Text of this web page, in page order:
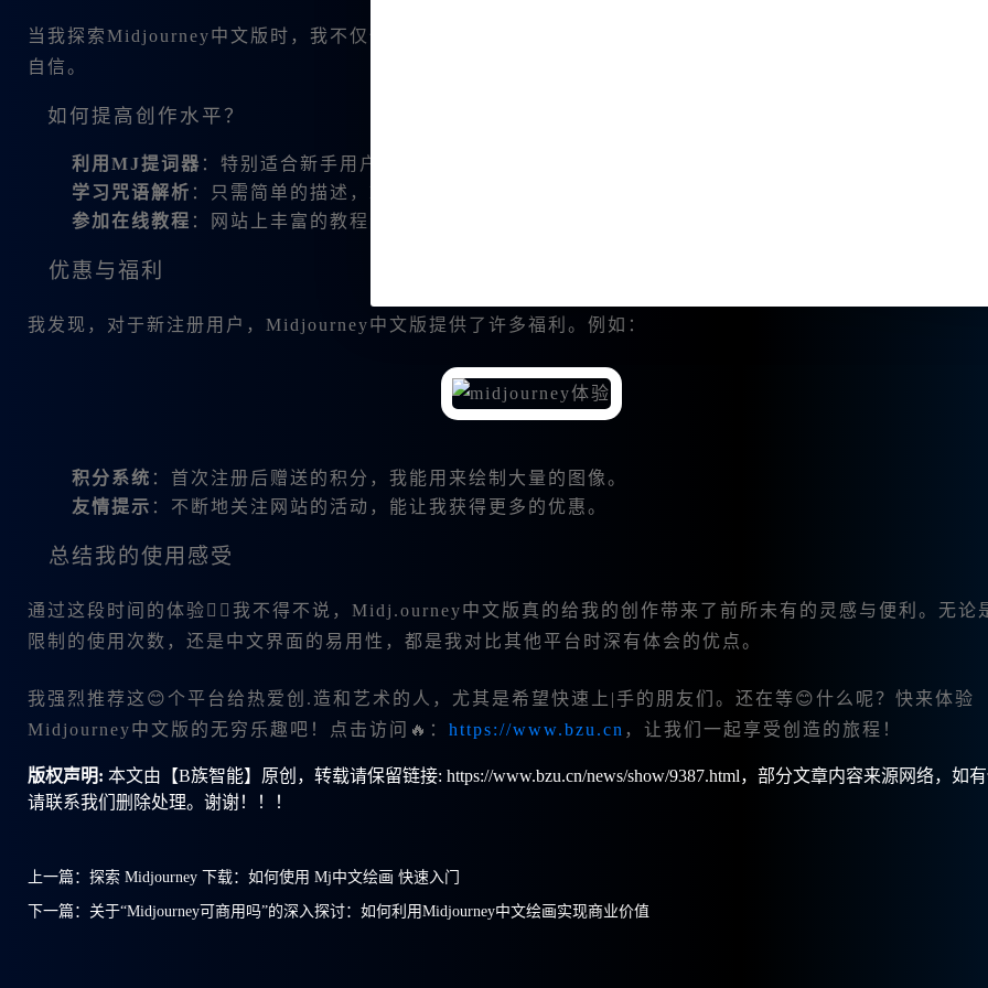
当我探索Midjourney中文版时，我不仅仅局限于简单的图像生成。我开始深入学习各种功能，这让我在创作
自信。
如何提高创作水平？
利用MJ提词器 ：特别适合新手用户，让我可以快速找到合适的提示词，进而生成理想化的作品。
学习咒语解析 ：只需简单的描述，Midjourney中文版能够快速解析，我获得了更精确的绘图结果。
参加在线教程 ：网站上丰富的教程资源，让我在不知不觉中提高了自己的绘画水平。
优惠与福利
我发现，对于新注册用户，Midjourney中文版提供了许多福利。例如：
积分系统 ：首次注册后赠送的积分，我能用来绘制大量的图像。
友情提示 ：不断地关注网站的活动，能让我获得更多的优惠。
总结我的使用感受
通过这段时间的体验，我不得不说，Midj.ourney中文版真的给我的创作带来了前所未有的灵感与便利。无论
限制的使用次数，还是中文界面的易用性，都是我对比其他平台时深有体会的优点。
我强烈推荐这😊个平台给热爱创.造和艺术的人，尤其是希望快速上|手的朋友们。还在等😊什么呢？快来体验
Midjourney中文版的无穷乐趣吧！点击访问🔥： https://www.bzu.cn ，让我们一起享受创造的旅程！
版权声明: 本文由【B族智能】原创，转载请保留链接: https://www.bzu.cn/news/show/9387.html，部分文章内容来源网络，如
请联系我们删除处理。谢谢！！！
上一篇： 探索 Midjourney 下载：如何使用 Mj中文绘画 快速入门
下一篇： 关于“Midjourney可商用吗”的深入探讨：如何利用Midjourney中文绘画实现商业价值